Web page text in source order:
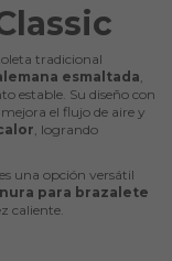
tradicional
esmaltada
estable. Su diseño con
mejora el flujo de aire y
, logrando
una opción versátil
para brazalete
caliente.